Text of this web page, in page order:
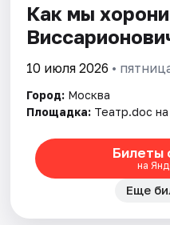
Города
Площадки
Рейтинги
Как мы
10 июля 2026 •
Город: Москва
Площадка: Театр.doc
Билеты
на
Еще